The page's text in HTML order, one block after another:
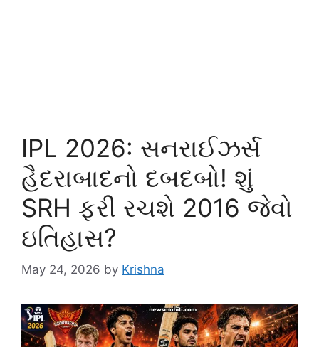
IPL 2026: સનરાઈઝર્સ
હૈદરાબાદનો દબદબો! શું
SRH ફરી રચશે 2016 જેવો
ઇતિહાસ?
May 24, 2026 by Krishna